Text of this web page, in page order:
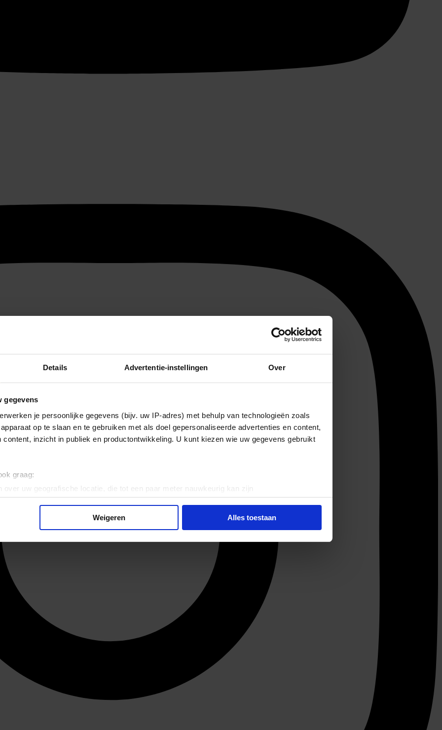
Details Advertentie-instellingen Over
gegevens
je persoonlijke gegevens (bijv. uw IP-adres) met behulp van technologieën zoals
op te slaan en te gebruiken met als doel gepersonaliseerde advertenties en content,
content, inzicht in publiek en productontwikkeling. U kunt kiezen wie uw gegevens gebruikt
graag:
over uw geografische locatie, die tot een paar meter nauwkeurig kan zijn
door het actief te scannen op specifieke eigenschappen (fingerprinting)
gegevens worden verwerkt en stel uw voorkeuren in het
detailgedeelte
en advertenties te personaliseren, om functies voor social media te bieden en om ons
Ook delen we informatie over uw gebruik van onze site met onze partners voor social
Deze partners kunnen deze gegevens combineren met andere informatie die u aan ze heeft
op basis van uw gebruik van hun services.
Weigeren Alles toestaan